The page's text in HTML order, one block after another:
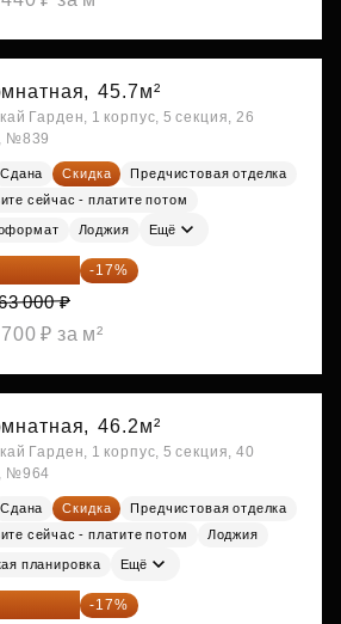
45.7м²
Гарден, 1 корпус, 5 секция, 26
№839
Сдана Скидка
Предчистовая отделка
сейчас - платите потом
Лоджия Ещё
290 ₽ -17%
000 ₽
₽ за м²
46.2м²
Гарден, 1 корпус, 5 секция, 40
№964
Сдана Скидка
Предчистовая отделка
сейчас - платите потом
Лоджия
планировка Ещё
929 ₽ -17%